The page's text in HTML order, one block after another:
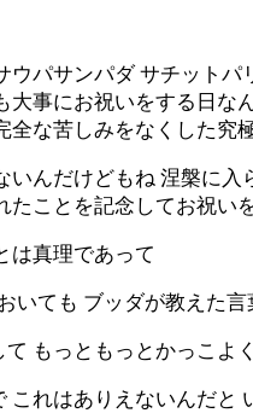
パサンパダ サチット
大事にお祝いをする日
全な苦しみをなくした究
んだけどもね 涅槃に
たことを記念してお祝い
は真理であって
いても ブッダが教えた
もっともっとかっこよ
これはありえないんだ